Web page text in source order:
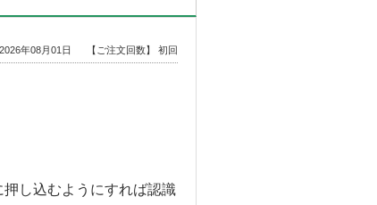
【ご注文回数】 初回
年08月01日
し込むようにすれば認識